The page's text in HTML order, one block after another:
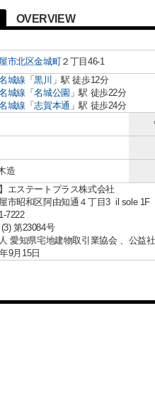
OVERVIEW
市北区金城町２丁目46-1
城線 「黒川 」駅 徒歩12分
城線 「名城公園 」駅 徒歩22分
城線 「志賀本通 」駅 徒歩24分
造
エステートプラス株式会社
市昭和区阿由知通４丁目3 il sole 1F
7222
第23084号
愛知県宅地建物取引業協会 、公益
9月15日